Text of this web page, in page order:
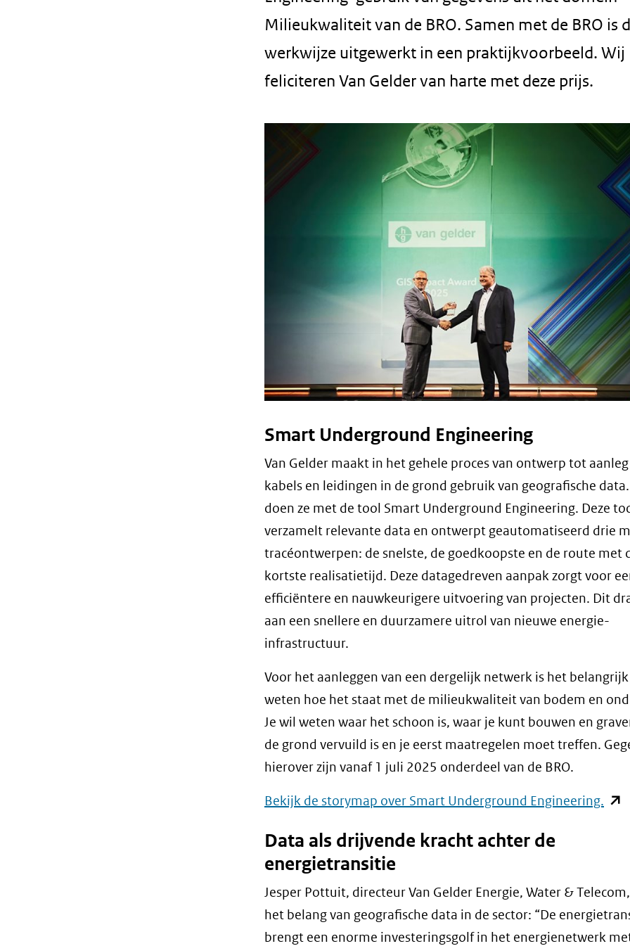
Milieukwaliteit van de BRO. Samen met de BRO is
werkwijze uitgewerkt in een praktijkvoorbeeld. Wij
feliciteren Van Gelder van harte met deze prijs.
Smart Underground Engineering
Van Gelder maakt in het gehele proces van ontwerp tot
kabels en leidingen in de grond gebruik van geografische
doen ze met de tool Smart Underground Engineering. Deze
verzamelt relevante data en ontwerpt geautomatiseerd drie
tracéontwerpen: de snelste, de goedkoopste en de route met
kortste realisatietijd. Deze datagedreven aanpak zorgt voor
efficiëntere en nauwkeurigere uitvoering van projecten. Dit
aan een snellere en duurzamere uitrol van nieuwe energie-
infrastructuur.
Voor het aanleggen van een dergelijk netwerk is het
weten hoe het staat met de milieukwaliteit van bodem en
Je wil weten waar het schoon is, waar je kunt bouwen en
de grond vervuild is en je eerst maatregelen moet treffen.
hierover zijn vanaf 1 juli 2025 onderdeel van de BRO.
Bekijk de storymap over Smart Underground Engineering.
naar
een
Data als drijvende kracht achter de
energietransitie
Jesper Pottuit, directeur Van Gelder Energie, Water &
het belang van geografische data in de sector: “De
brengt een enorme investeringsgolf in het energienetwerk